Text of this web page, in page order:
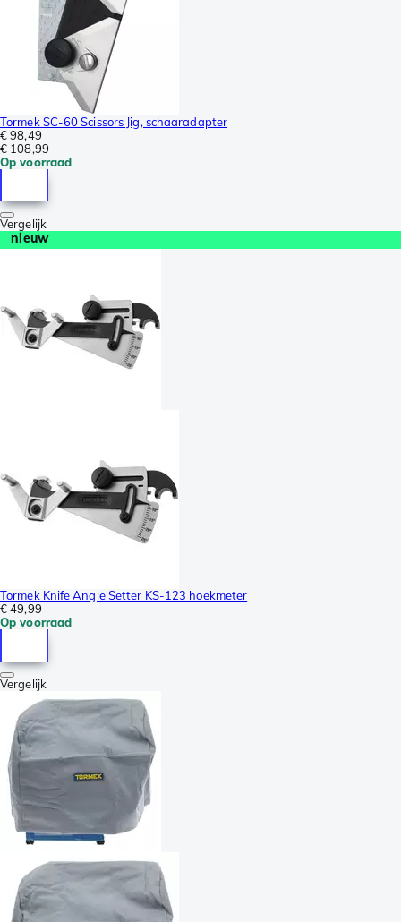
Tormek SC-60 Scissors Jig, schaaradapter
€ 98,49
€ 108,99
Op voorraad
Vergelijk
nieuw
Tormek Knife Angle Setter KS-123 hoekmeter
€ 49,99
Op voorraad
Vergelijk